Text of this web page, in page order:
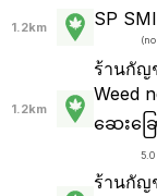
1.2km SP
(
1.2km
ร้านกัญ
Weed
ဆေးခြ
ร้านกัญ